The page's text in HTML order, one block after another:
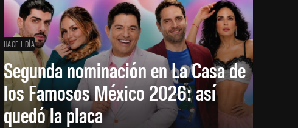
HACE 1 DÍA
Segunda nominación en La Casa de
los Famosos México 2026: así
quedó la placa